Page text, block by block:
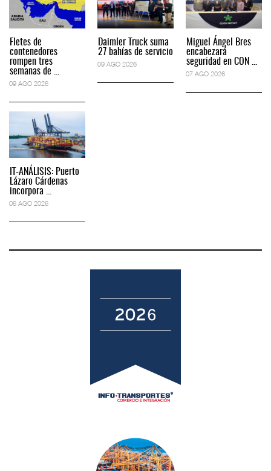
Fletes de
contenedores
rompen tres
semanas de ...
09 AGO 2026
IT-ANÁLISIS: Puerto
Lázaro Cárdenas
incorpora ...
06 AGO 2026
Daimler Truck suma
27 bahías de servicio
09 AGO 2026
Miguel Ángel Bres
encabezará
seguridad en CON ...
07 AGO 2026